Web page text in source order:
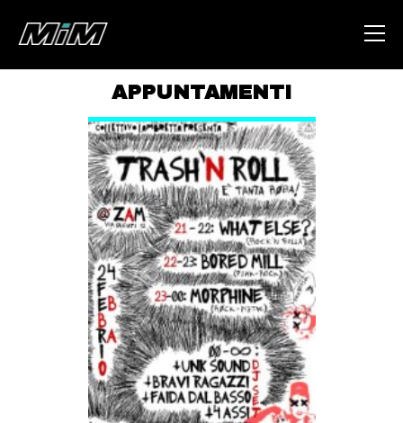
ABOUT
AREA
DEGENERAZIONE
GAZA FREESTYLE
CSOA LAMBRETTA
MSM
STUDENTI TSUNAMI
ZAM
MILANO
APPUNTAMENTI